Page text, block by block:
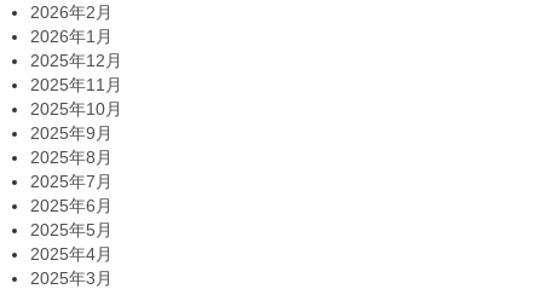
2026年2月
2026年1月
2025年12月
2025年11月
2025年10月
2025年9月
2025年8月
2025年7月
2025年6月
2025年5月
2025年4月
2025年3月